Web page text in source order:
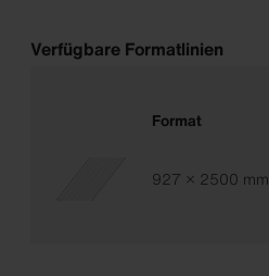
Verfügbare Formatlinien
Format
927 × 2500 mm